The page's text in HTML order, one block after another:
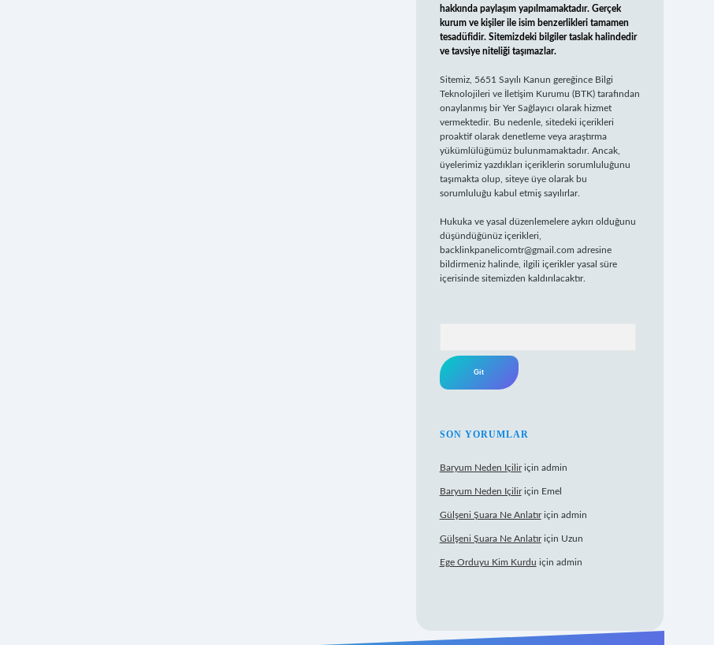
hakkında paylaşım yapılmamaktadır. Gerçek
kurum ve kişiler ile isim benzerlikleri tamamen
tesadüfidir. Sitemizdeki bilgiler taslak halindedir
ve tavsiye niteliği taşımazlar.
Sitemiz, 5651 Sayılı Kanun gereğince Bilgi
Teknolojileri ve İletişim Kurumu (BTK) tarafından
onaylanmış bir Yer Sağlayıcı olarak hizmet
vermektedir. Bu nedenle, sitedeki içerikleri
proaktif olarak denetleme veya araştırma
yükümlülüğümüz bulunmamaktadır. Ancak,
üyelerimiz yazdıkları içeriklerin sorumluluğunu
taşımakta olup, siteye üye olarak bu
sorumluluğu kabul etmiş sayılırlar.
Hukuka ve yasal düzenlemelere aykırı olduğunu
düşündüğünüz içerikleri,
backlinkpanelicomtr@gmail.com adresine
bildirmeniz halinde, ilgili içerikler yasal süre
içerisinde sitemizden kaldırılacaktır.
SON YORUMLAR
Baryum Neden Içiliriçin admin
Baryum Neden Içiliriçin Emel
Gülşeni Şuara Ne Anlatıriçin admin
Gülşeni Şuara Ne Anlatıriçin Uzun
Ege Orduyu Kim Kurdu için admin